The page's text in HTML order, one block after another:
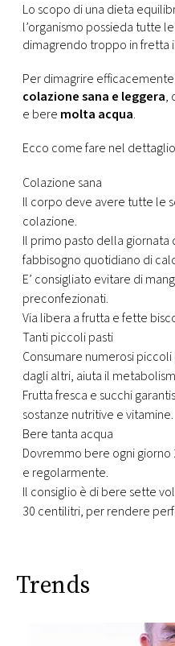
Lo scopo di una dieta
l’organismo possieda tutte
dimagrendo troppo in fretta
Per dimagrire
colazione sana e leggera,
e bere molta acqua.
Ecco come fare nel
Colazione sana
Il corpo deve avere tutte le
colazione.
Il primo pasto della
fabbisogno quotidiano di
E’ consigliato evitare di
preconfezionati.
Via libera a frutta e fette
Tanti piccoli pasti
Consumare numerosi
dagli altri, aiuta il
Frutta fresca e succhi
sostanze nutritive e vitamine.
Bere tanta acqua
Dovremmo bere ogni
e regolarmente.
Il consiglio è di bere sette
30 centilitri, per rendere
Trends